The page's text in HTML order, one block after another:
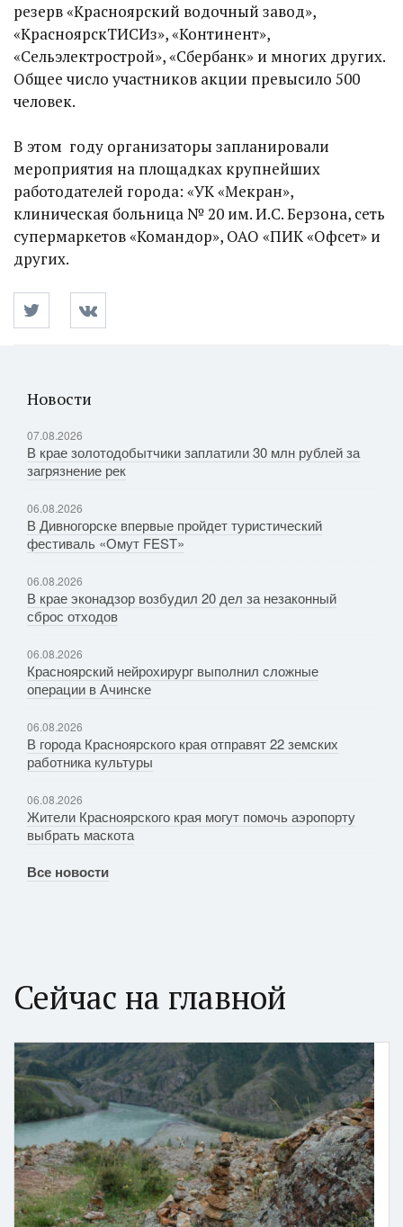
резерв «Красноярский водочный завод»,
«КрасноярскТИСИз», «Континент»,
«Сельэлектрострой», «Сбербанк» и многих других.
Общее число участников акции превысило 500
человек.
В этом году организаторы запланировали
мероприятия на площадках крупнейших
работодателей города: «УК «Мекран»,
клиническая больница № 20 им. И.С. Берзона, сеть
супермаркетов «Командор», ОАО «ПИК «Офсет» и
других.
Новости
07.08.2026
В крае золотодобытчики заплатили 30 млн рублей за
загрязнение рек
06.08.2026
В Дивногорске впервые пройдет туристический
фестиваль «Омут FEST»
06.08.2026
В крае эконадзор возбудил 20 дел за незаконный
сброс отходов
06.08.2026
Красноярский нейрохирург выполнил сложные
операции в Ачинске
06.08.2026
В города Красноярского края отправят 22 земских
работника культуры
06.08.2026
Жители Красноярского края могут помочь аэропорту
выбрать маскота
Все новости
Сейчас на главной